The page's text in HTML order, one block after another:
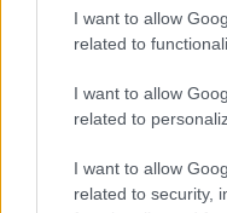
I want to allow
related to
I want to allow
related to
I want to allow
related to security,
Hétfőn kezdik,
fennakadásokra és
Visszaszámlálás indul: -1,
Magyarország jobban
független helyi sajtóból